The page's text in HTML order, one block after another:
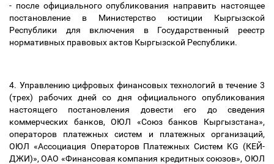
- после официального опубликования направить настоящее
постановление в Министерство юстиции Кыргызской
Республики для включения в Государственный реестр
нормативных правовых актов Кыргызской Республики.
4. Управлению цифровых финансовых технологий в течение 3
(трех) рабочих дней со дня официального опубликования
настоящего постановления довести его до сведения
коммерческих банков, ОЮЛ «Союз банков Кыргызстана»,
операторов платежных систем и платежных организаций,
ОЮЛ «Ассоциация Операторов Платежных Систем KG (КЕЙ-
ДЖИ)», ОАО «Финансовая компания кредитных союзов», ОЮЛ